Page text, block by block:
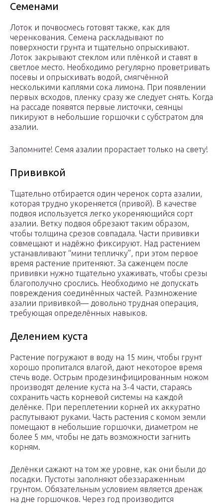
Семенами
Лоток и почвосмесь готовят также, как для
черенкования. Семена раскладывают по
поверхности грунта и тщательно опрыскивают.
Лоток закрывают стеклом или плёнкой и ставят в
светлое место. Необходимо регулярно проветривать
посевы и опрыскивать водой, смягчённой
несколькими каплями сока лимона. При появлении
первых всходов, пленку сразу же следует снять. Когда
на рассаде появятся первые листочки, сеянцы
пикируют в небольшие горшочки с субстратом для
азалии.
Запомните! Семя азалии прорастает только на свету!
Прививкой
Тщательно отбирается один черенок сорта азалии,
которая трудно укореняется (привой). В качестве
подвоя используется легко укореняющийся сорт
азалии. Ветку подвоя обрезают таким образом,
чтобы толщина срезов совпадала. Части прививки
совмещают и надёжно фиксируют. Над растением
устанавливают “мини тепличку”, при этом первое
время растение притеняют. За саженцем после
прививки нужно тщательно ухаживать, чтобы срезы
благополучно срослись. Необходимо не допускать
повреждения соединённых частей. Размножение
азалии прививкой— довольно трудная операция,
требующая определённых навыков.
Делением куста
Растение погружают в воду на 15 мин, чтобы грунт
хорошо пропитался влагой, дают некоторое время
стечь воде. Острым продезинфицированным ножом
производят деление куста на 3-4 части, стараясь
сохранить часть корневой системы на каждой
делёнке. При переплетении корней их аккуратно
распутывают руками. Часть растения с комом земли
помещают в небольшие горшочки, диаметром не
более 5 мм, чтобы не дать возможности загнить
корням.
Делёнки сажают на том же уровне, как они были до
посадки. Пустоты заполняют обеззараженным
грунтом. Обязательным условием является дренаж
на дне горшочков. Через год производится